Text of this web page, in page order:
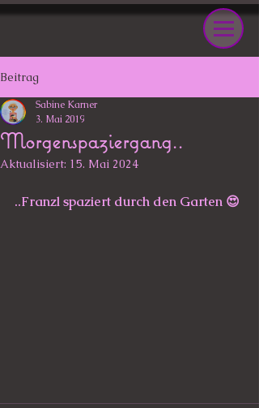
Beitrag
Morgenspaziergang..
Sabine Karner
3. Mai 2019
Aktualisiert: 15. Mai 2024
..Franzl spaziert durch den Garten 😍